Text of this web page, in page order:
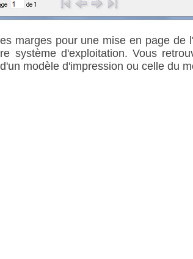
marges pour une mise en page de
système d'exploitation. Vous
modèle d'impression ou celle du